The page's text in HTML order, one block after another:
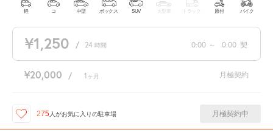
軽 コ 中型 ボックス SUV 大型車 トラック 原付 バイク
¥1,250 / 24 時間 0:00 ～ 0:00 契
¥20,000 / 1 ヶ月 月極契約
275人がお気に入りの駐車場 月極契約中